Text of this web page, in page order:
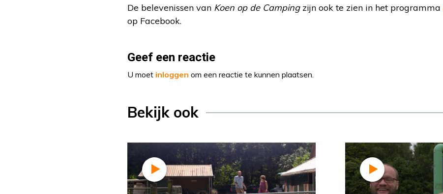
De belevenissen van Koen op de Campingzijn ook te zien in het programma
op Facebook.
Geef een reactie
U moet inloggen om een reactie te kunnen plaatsen.
Bekijk ook